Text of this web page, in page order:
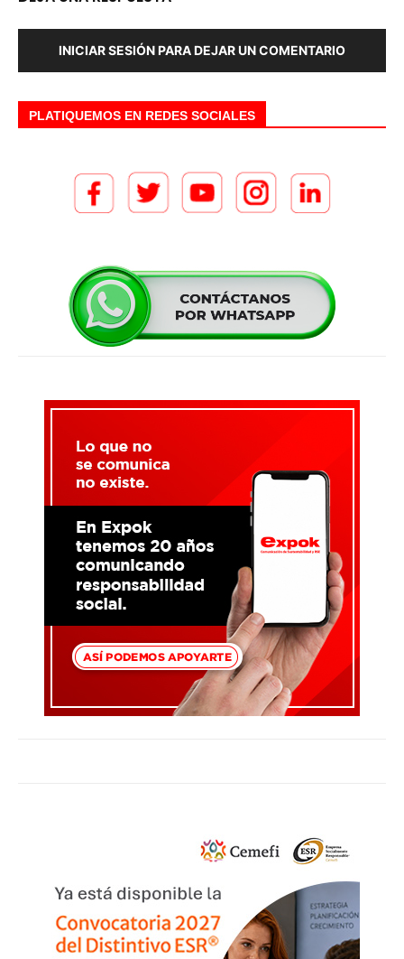
INICIAR SESIÓN PARA DEJAR UN COMENTARIO
PLATIQUEMOS EN REDES SOCIALES